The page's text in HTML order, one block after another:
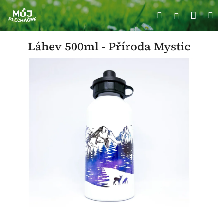
Přejít
na
obsah
HledatPřihlášení
Láhev 500ml - Příroda Mystic